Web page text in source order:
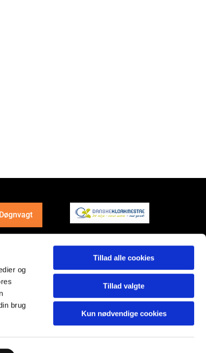
og
brug
Tillad alle cookies
Tillad valgte
Kun nødvendige cookies
Døgnvagt